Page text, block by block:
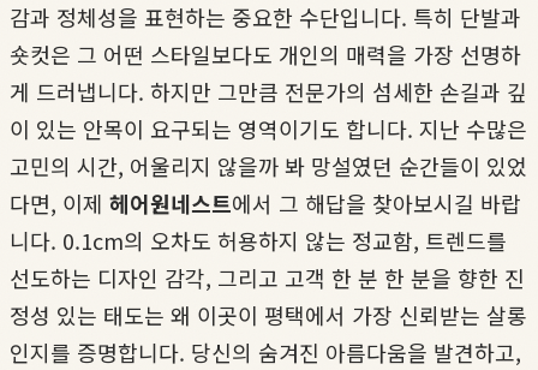
감과 정체성을 표현하는 중요한 수단입니다. 특히 단발과
숏컷은 그 어떤 스타일보다도 개인의 매력을 가장 선명하
게 드러냅니다. 하지만 그만큼 전문가의 섬세한 손길과 깊
이 있는 안목이 요구되는 영역이기도 합니다. 지난 수많은
고민의 시간, 어울리지 않을까 봐 망설였던 순간들이 있었
다면, 이제 헤어원네스트에서 그 해답을 찾아보시길 바랍
니다. 0.1cm의 오차도 허용하지 않는 정교함, 트렌드를
선도하는 디자인 감각, 그리고 고객 한 분 한 분을 향한 진
정성 있는 태도는 왜 이곳이 평택에서 가장 신뢰받는 살롱
인지를 증명합니다. 당신의 숨겨진 아름다움을 발견하고,